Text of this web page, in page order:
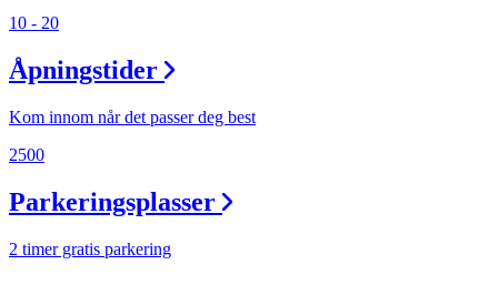
10 - 20
Åpningstider
Kom innom når det passer deg best
2500
Parkeringsplasser
2 timer gratis parkering